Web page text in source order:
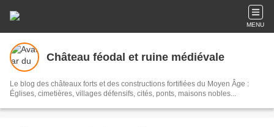
MENU
Château féodal et ruine médiévale
Le blog des châteaux forts et des constructions fortifiées du Moyen Âge :
Églises, cimetières, villages défensifs, cités, ponts, maisons nobles...